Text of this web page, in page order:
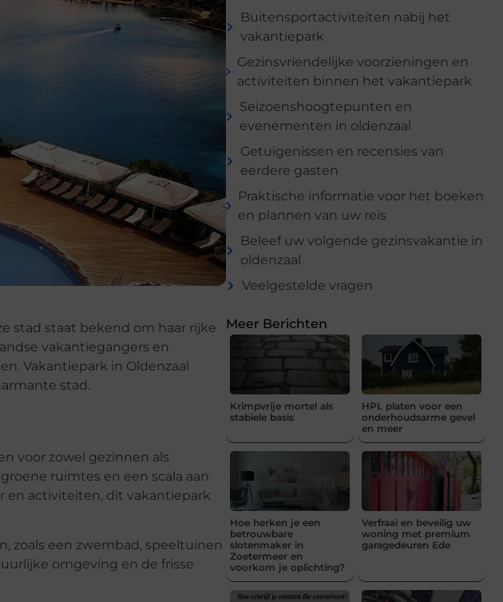
stad staat bekend om haar rijke
vakantiegangers en
Vakantiepark in Oldenzaal
stad.
voor zowel gezinnen als
ruimtes en een scala aan
en activiteiten, dit vakantiepark
zoals een zwembad, speeltuinen
omgeving en de frisse
Buitensportactiviteiten nabij het
vakantiepark
Gezinsvriendelijke voorzieningen en
activiteiten binnen het vakantiepark
Seizoenshoogtepunten en
evenementen in oldenzaal
Getuigenissen en recensies van
eerdere gasten
Praktische informatie voor het boeken
en plannen van uw reis
Beleef uw volgende gezinsvakantie in
oldenzaal
Veelgestelde vragen
Meer Berichten
Krimpvrije mortel als
stabiele basis
HPL platen voor een
onderhoudsarme gevel
en meer
Hoe herken je een
betrouwbare
slotenmaker in
Zoetermeer en
voorkom je oplichting?
Verfraai en beveilig uw
woning met premium
garagedeuren Ede